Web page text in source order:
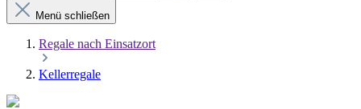
Menü schließen
Regale nach Einsatzort
Kellerregale